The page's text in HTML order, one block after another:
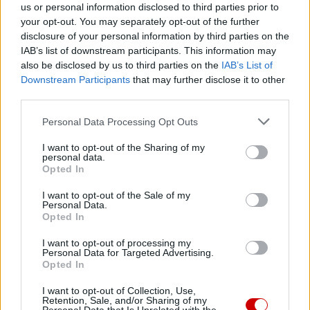
us or personal information disclosed to third parties prior to
your opt-out. You may separately opt-out of the further
disclosure of your personal information by third parties on the
IAB’s list of downstream participants. This information may
also be disclosed by us to third parties on the IAB’s List of
Downstream Participants that may further disclose it to other
Personal Data Processing Opt Outs
I want to opt-out of the Sharing of my
personal data.
Opted In
I want to opt-out of the Sale of my
Personal Data.
Opted In
I want to opt-out of processing my
Personal Data for Targeted Advertising.
Opted In
I want to opt-out of Collection, Use,
Retention, Sale, and/or Sharing of my
06 sierpnia 2026 | 14:32
ZaMisje.pl – serwis Diakonii Misyjnej Ruchu Światło-Życie
Popularne